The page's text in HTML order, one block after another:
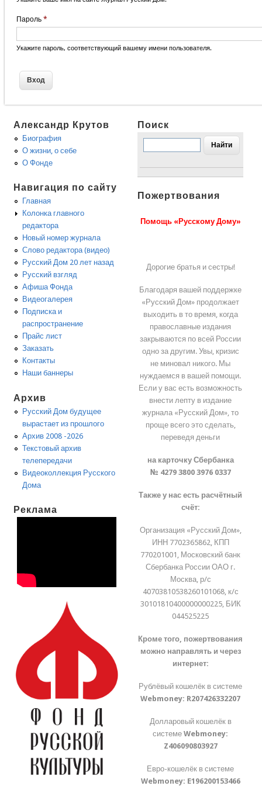
Пароль *
Укажите пароль, соответствующий вашему имени пользователя.
Александр Крутов
Биография
О жизни, о себе
О Фонде
Навигация по сайту
Главная
Колонка главного
редактора
Новый номер журнала
Слово редактора (видео)
Русский Дом 20 лет назад
Русский взгляд
Афиша Фонда
Видеогалерея
Подписка и
распространение
Прайс лист
Заказать
Контакты
Наши баннеры
Архив
Русский Дом будущее
вырастает из прошлого
Архив 2008 -2026
Текстовый архив
телепередачи
Видеоколлекция Русского
Дома
Реклама
Поиск
Пожертвования
Помощь «Русскому Дому»
Дорогие братья и сестры!
Благодаря вашей поддержке
«Русский Дом» продолжает
выходить в то время, когда
православные издания
закрываются по всей России
одно за другим. Увы, кризис
не миновал никого. Мы
нуждаемся в вашей помощи.
Если у вас есть возможность
внести лепту в издание
журнала «Русский Дом», то
проще всего это сделать,
переведя деньги
на карточку Сбербанка
№ 4279 3800 3976 0337
Также у нас есть расчётный
счёт:
Организация «Русский Дом»,
ИНН 7702365862, КПП
770201001, Московский банк
Сбербанка России ОАО г.
Москва, р/с
40703810538260101068, к/с
30101810400000000225, БИК
044525225
Кроме того, пожертвования
можно направлять и через
интернет:
Рублёвый кошелёк в системе
Webmoney: R207426332207
Долларовый кошелёк в
системеWebmoney:
Z406090803927
Евро-кошелёк в системе
Webmoney: E196200153466